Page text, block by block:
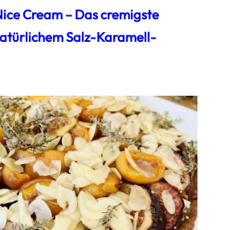
Cream – Das cremigste
Salz-Karamell-